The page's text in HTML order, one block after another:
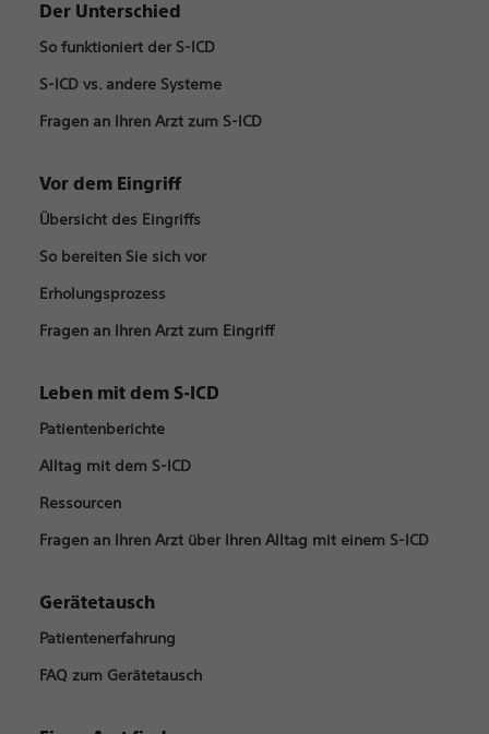
Der Unterschied
So funktioniert der S-ICD
S-ICD vs. andere Systeme
Fragen an Ihren Arzt zum S-ICD
Vor dem Eingriff
Übersicht des Eingriffs
So bereiten Sie sich vor
Erholungsprozess
Fragen an Ihren Arzt zum Eingriff
Leben mit dem S-ICD
Patientenberichte
Alltag mit dem S-ICD
Ressourcen
Fragen an Ihren Arzt über Ihren Alltag mit einem S-ICD
Gerätetausch
Patientenerfahrung
FAQ zum Gerätetausch